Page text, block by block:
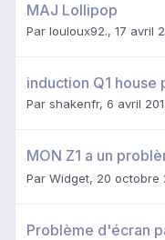
MAJ Lollipop
Par louloux92., 17 avril
induction Q1 house
Par shakenfr, 6 avril
MON Z1 a un
Par Widget, 20 octobre
Problème d'écran